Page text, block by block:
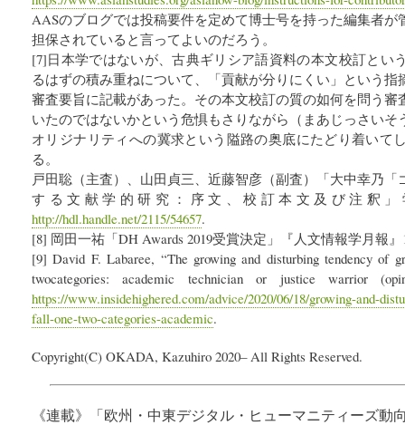
AASのブログでは投稿要件を定めて博士号を持った編集者
担保されていると言ってよいのだろう。
[7]日本学ではないが、古典ギリシア語資料の本文校訂とい
るはずの積み重ねについて、「貢献が分りにくい」という
審査要旨に記載があった。その本文校訂の質の如何を問う審
いたのではないかという危惧もさりながら（まあじっさい
オリジナリティへの冀求という隘路の奥底にたどり着いて
る。
戸田聡（主査）、山田貞三、近藤智彦（副査）「大中幸乃
する文献学的研究：序文、校訂本文及び注釈
http://hdl.handle.net/2115/54657.
[8] 岡田一祐「DH Awards 2019受賞決定」『人文情報学月報』
[9] David F. Labaree, “The growing and disturbing tendency of
twocategories: academic technician or justice warrior
https://www.insidehighered.com/advice/2020/06/18/growing-and-
fall-one-two-categories-academic.
Copyright(C) OKADA, Kazuhiro 2020– All Rights Reserved.
《連載》「欧州・中東デジタル・ヒューマニティーズ動